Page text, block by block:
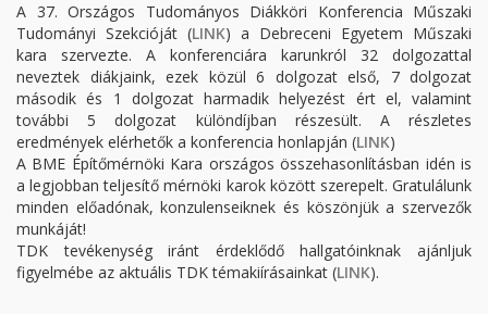
A 37. Országos Tudományos Diákköri Konferencia Műszaki
Tudományi Szekcióját (LINK) a Debreceni Egyetem Műszaki
kara szervezte. A konferenciára karunkról 32 dolgozattal
neveztek diákjaink, ezek közül 6 dolgozat első, 7 dolgozat
második és 1 dolgozat harmadik helyezést ért el, valamint
további 5 dolgozat különdíjban részesült. A részletes
eredmények elérhetők a konferencia honlapján (LINK)
A BME Építőmérnöki Kara országos összehasonlításban idén is
a legjobban teljesítő mérnöki karok között szerepelt. Gratulálunk
minden előadónak, konzulenseiknek és köszönjük a szervezők
munkáját!
TDK tevékenység iránt érdeklődő hallgatóinknak ajánljuk
figyelmébe az aktuális TDK témakiírásainkat (LINK).